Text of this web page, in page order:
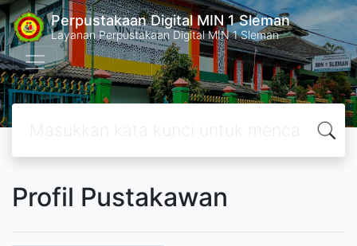
Perpustakaan Digital MIN 1 Sleman
Layanan Perpustakaan Digital MIN 1 Sleman
Profil Pustakawan